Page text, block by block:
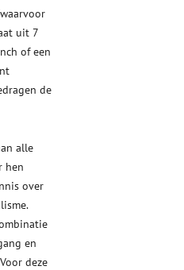
uit 7
of een
de
alle
hen
over
en
deze